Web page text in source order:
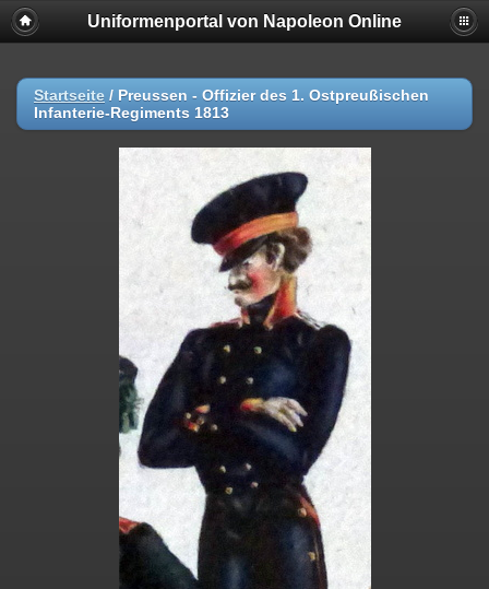
Uniformenportal von Napoleon Online
Startseite / Preussen - Offizier des 1. Ostpreußischen
Infanterie-Regiments 1813